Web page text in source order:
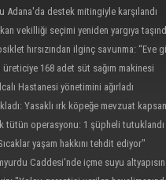
Adana'da destek mitingiyle karşılandı
vekilliği seçimi yeniden yargıya
hırsızından ilginç savunma: “Eve
168 adet süt sağım makinesi
Hastanesi yönetimini ağırladı
Yasaklı ırk köpeğe mevzuat
tütün operasyonu: 1 şüpheli tutuklandı
yaşam hakkını tehdit ediyor"
Caddesi'nde içme suyu